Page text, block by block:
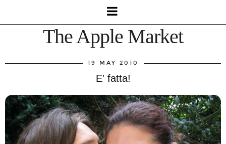
The Apple Market
19 MAY 2010
E' fatta!